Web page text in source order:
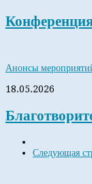
Анонсы
18.05.2026
Следующая